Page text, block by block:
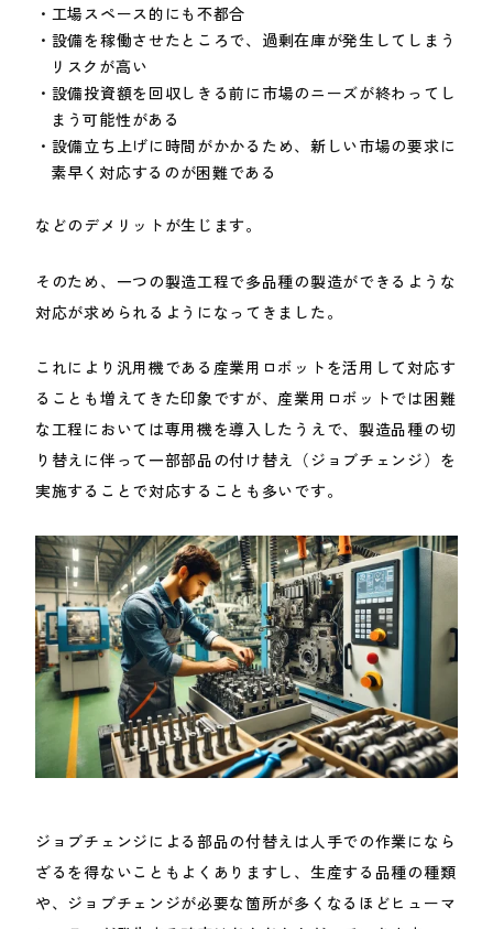
工場スペース的にも不都合
設備を稼働させたところで、過剰在庫が発生してしまう
リスクが高い
設備投資額を回収しきる前に市場のニーズが終わってし
まう可能性がある
設備立ち上げに時間がかかるため、新しい市場の要求に
素早く対応するのが困難である
などのデメリットが生じます。
そのため、一つの製造工程で多品種の製造ができるような
対応が求められるようになってきました。
これにより汎用機である産業用ロボットを活用して対応す
ることも増えてきた印象ですが、産業用ロボットでは困難
な工程においては専用機を導入したうえで、製造品種の切
り替えに伴って一部部品の付け替え（ジョブチェンジ）を
実施することで対応することも多いです。
ジョブチェンジによる部品の付替えは人手での作業になら
ざるを得ないこともよくありますし、生産する品種の種類
や、ジョブチェンジが必要な箇所が多くなるほどヒューマ